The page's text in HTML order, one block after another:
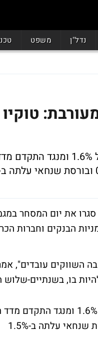
נדל"ן משפט
טוקיו
את יום המסחר
הבנקים וחברות
השווקים עובדים",
בו, בשנתיים-שלוש